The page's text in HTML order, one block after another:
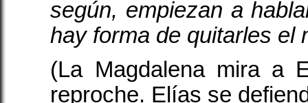
según, empiezan a
hay forma de quitarles el
(La Magdalena mira a
reproche. Elías se